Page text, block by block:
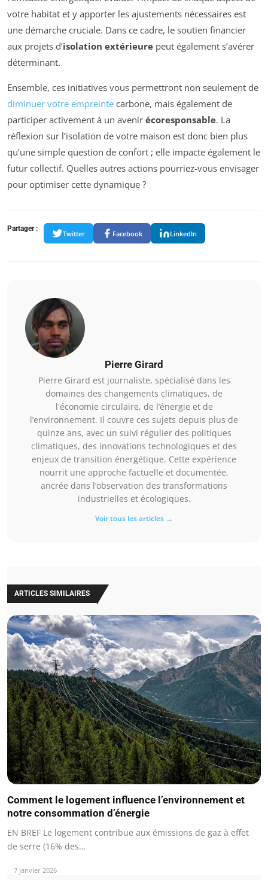
votre habitat et y apporter les ajustements nécessaires est
une démarche cruciale. Dans ce cadre, le soutien financier
aux projets d’isolation extérieure peut également s’avérer
déterminant.
Ensemble, ces initiatives vous permettront non seulement de
diminuer votre empreinte carbone, mais également de
participer activement à un avenir écoresponsable. La
réflexion sur l’isolation de votre maison est donc bien plus
qu’une simple question de confort ; elle impacte également le
futur collectif. Quelles autres actions pourriez-vous envisager
pour optimiser cette dynamique ?
Partager :
Twitter Facebook LinkedIn
Pierre Girard
Pierre Girard est journaliste, spécialisé dans les
domaines des changements climatiques, de
l'économie circulaire, de l’énergie et de
l’environnement. Il couvre ces sujets depuis plus de
quinze ans, avec un suivi régulier des politiques
climatiques, des innovations technologiques et des
enjeux de transition énergétique. Cette expérience
nourrit une approche factuelle et documentée,
ancrée dans l’observation des transformations
industrielles et écologiques.
Voir tous les articles →
ARTICLES SIMILAIRES
Comment le logement influence l’environnement et
notre consommation d’énergie
EN BREF Le logement contribue aux émissions de gaz à effet
de serre (16% des…
7 janvier 2026